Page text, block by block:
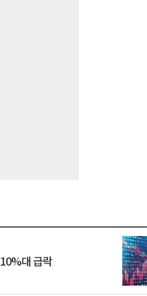
대 급락